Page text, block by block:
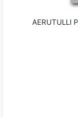
AERUTULLI